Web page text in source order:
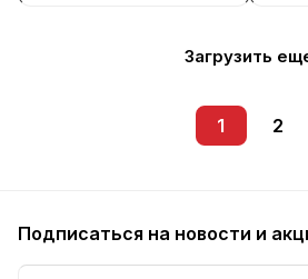
Загрузить
1 2
Подписаться на новости и